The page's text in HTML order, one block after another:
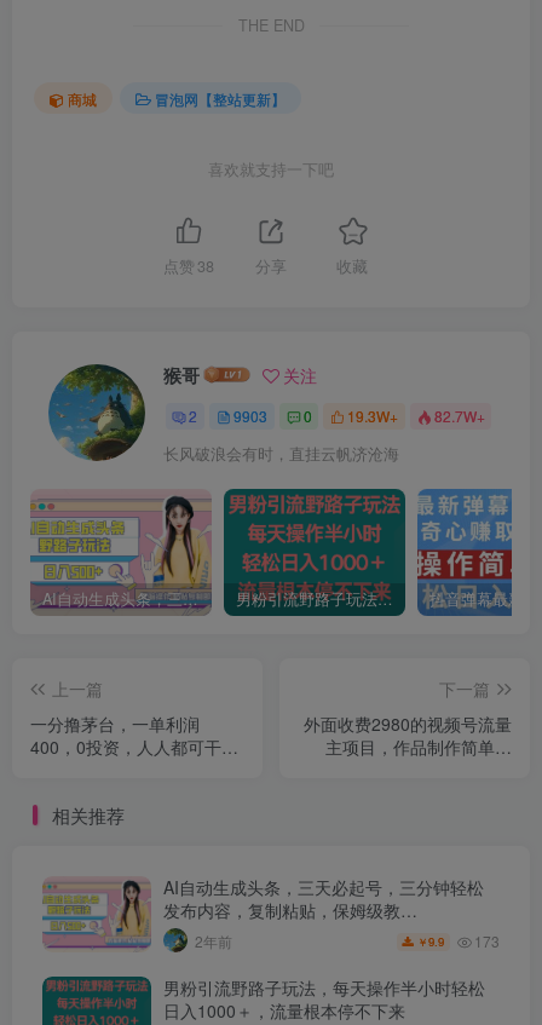
THE END
商城 冒泡网【整站更新】
喜欢就支持一下吧
点赞 38 分享 收藏
猴哥 关注
2 9903 0 19.3W+ 82.7W+
长风破浪会有时，直挂云帆济沧海
AI自动生成头条，三天必起号，三分钟轻松发布内容，复制粘贴，保姆级教… 男粉引流野路子玩法，每天操作半小时轻松日入1000＋，流量根本停不下来
上一篇
一分撸茅台，一单利润
400，0投资，人人都可干！
下一篇
外面收费2980的视频号流量
主项目，作品制作简单无
相关推荐
AI自动生成头条，三天必起号，三分钟轻松
发布内容，复制粘贴，保姆级教…
2年前 ￥9.9 173
男粉引流野路子玩法，每天操作半小时轻松
日入1000＋，流量根本停不下来